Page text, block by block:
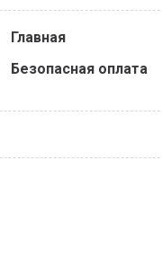
Главная
Безопасная оплата